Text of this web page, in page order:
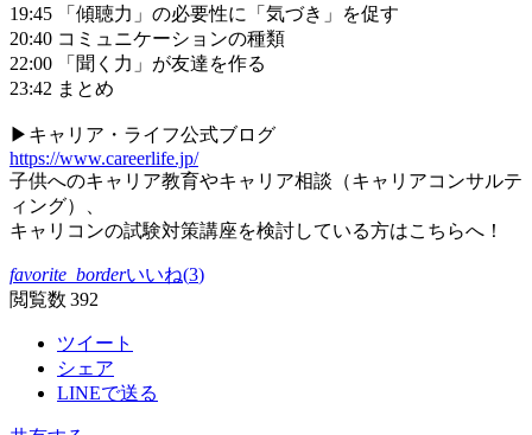
19:45 「傾聴力」の必要性に「気づき」を促す
20:40 コミュニケーションの種類
22:00 「聞く力」が友達を作る
23:42 まとめ
▶キャリア・ライフ公式ブログ
https://www.careerlife.jp/
子供へのキャリア教育やキャリア相談（キャリアコンサルテ
ィング）、
キャリコンの試験対策講座を検討している方はこちらへ！
favorite_borderいいね(3)
閲覧数 392
ツイート
シェア
LINEで送る